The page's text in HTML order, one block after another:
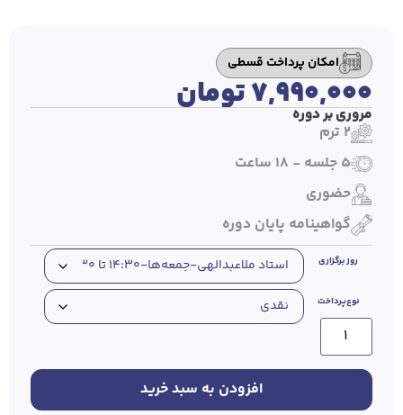
امکان پرداخت قسطی
۷,۹۹۰,۰۰۰تومان
مروری بر دوره
2 ترم
5 جلسه - 18 ساعت
حضوری
گواهینامه پایان دوره
روز برگزاری
نوع‌پرداخت
افزودن به سبد خرید